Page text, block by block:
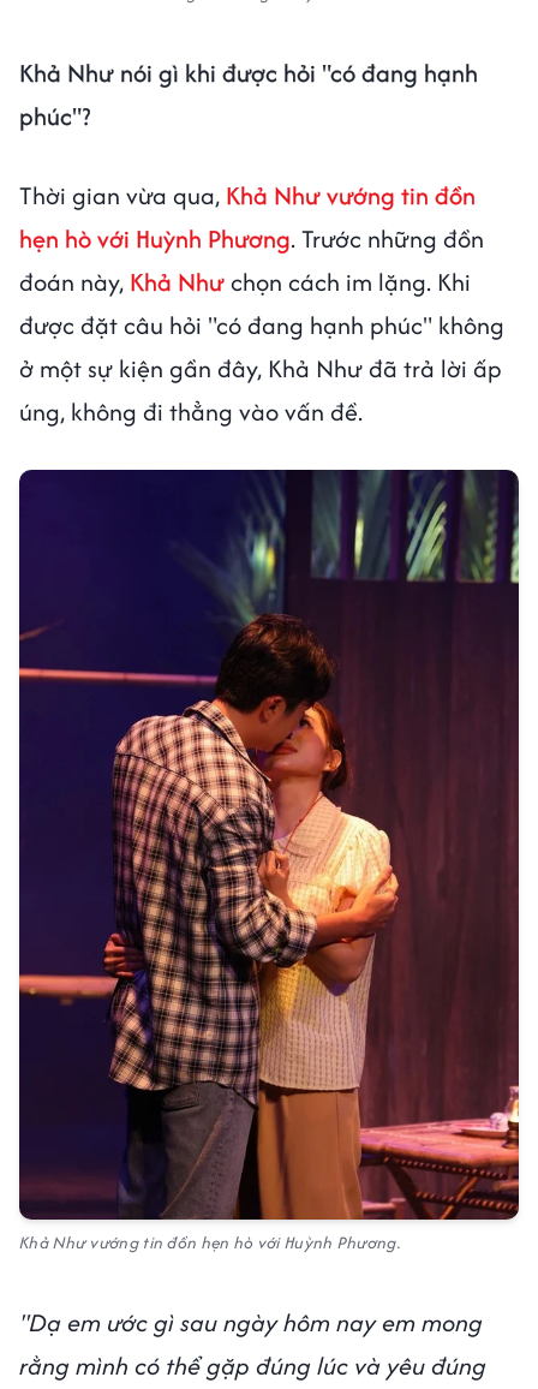
Khả Như nói gì khi được hỏi "có đang hạnh
phúc"?
Thời gian vừa qua, Khả Như vướng tin đồn
hẹn hò với Huỳnh Phương. Trước những đồn
đoán này, Khả Nhưchọn cách im lặng. Khi
được đặt câu hỏi "có đang hạnh phúc" không
ở một sự kiện gần đây, Khả Như đã trả lời ấp
úng, không đi thẳng vào vấn đề.
Khả Như vướng tin đồn hẹn hò với Huỳnh Phương.
"Dạ em ước gì sau ngày hôm nay em mong
rằng mình có thể gặp đúng lúc và yêu đúng